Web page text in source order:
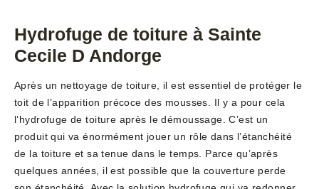
Hydrofuge de toiture à Sainte
Cecile D Andorge
Après un nettoyage de toiture, il est essentiel de protéger le
toit de l’apparition précoce des mousses. Il y a pour cela
l’hydrofuge de toiture après le démoussage. C’est un
produit qui va énormément jouer un rôle dans l’étanchéité
de la toiture et sa tenue dans le temps. Parce qu’après
quelques années, il est possible que la couverture perde